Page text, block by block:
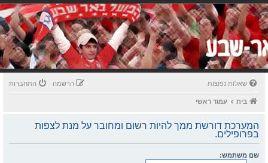
שאלות נפוצות התחברות הרשמה
בית עמוד ראשי
המערכת דורשת ממך להיות רשום ומחובר על מנת לצפות
בפרופילים.
שם משתמש: